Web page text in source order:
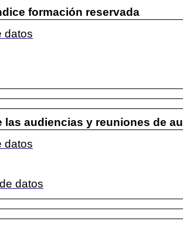
formación reservada
datos
las audiencias y reuniones de
datos
datos